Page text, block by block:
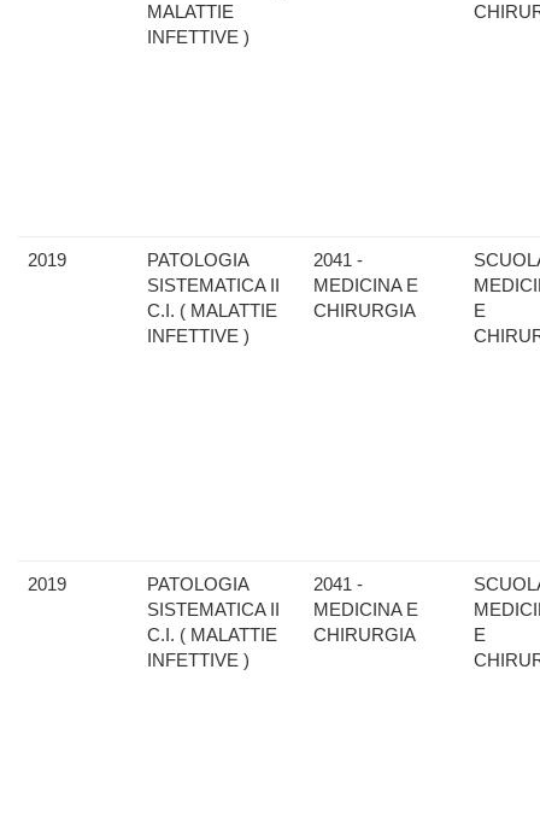
MALATTIE
INFETTIVE )
2019
PATOLOGIA
SISTEMATICA II
C.I. ( MALATTIE
INFETTIVE )
2041 -
MEDICINA E
CHIRURGIA
E
2019
PATOLOGIA
SISTEMATICA II
C.I. ( MALATTIE
INFETTIVE )
2041 -
MEDICINA E
CHIRURGIA
E